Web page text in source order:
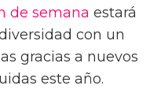
de semana estará
con un
gracias a nuevos
este año.